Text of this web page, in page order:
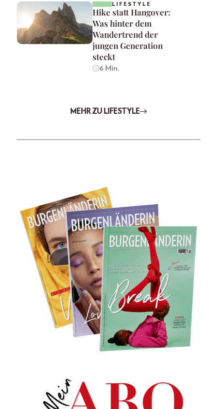
LIFESTYLE
Hike statt Hangover:
Was hinter dem
Wandertrend der
jungen Generation
steckt
6 Min.
MEHR ZU LIFESTYLE